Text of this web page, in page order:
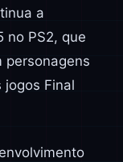
a
no PS2, que
personagens
Final